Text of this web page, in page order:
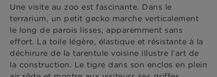
Une visite au zoo est fascinante. Dans le
terrarium, un petit gecko marche verticalement
le long de parois lisses, apparemment sans
effort. La toile légère, élastique et résistante à la
déchirure de la tarentule voisine illustre l’art de
la construction. Le tigre dans son enclos en plein